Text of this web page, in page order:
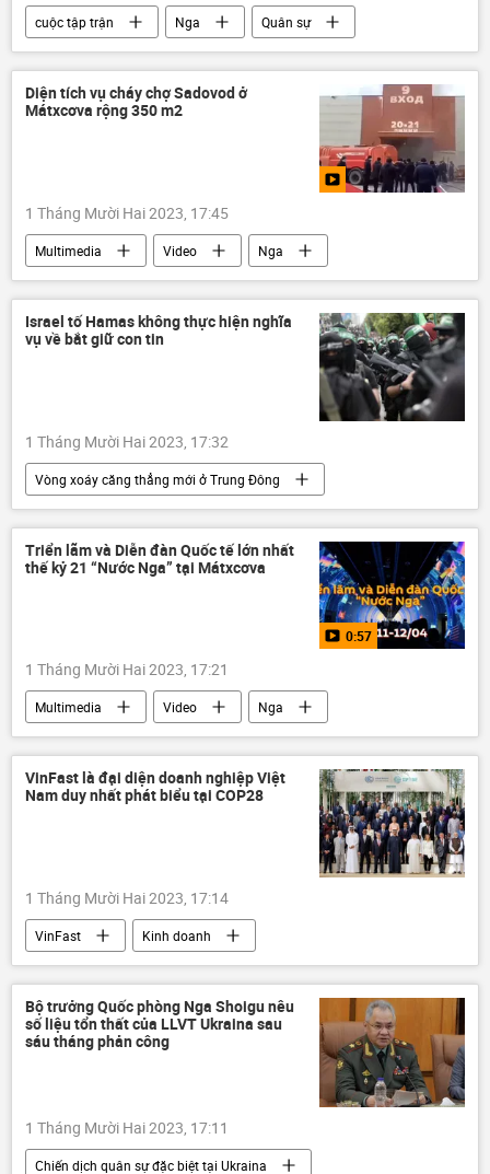
cuộc tập trận Nga
Quân sự
Thế giới
lực lượng vũ trang
Sergei Shoigu
Bộ Quốc phòng Nga
Quân đội Nga
huấn luyện
Diện tích vụ cháy chợ Sadovod ở
Mátxcơva rộng 350 m2
1 Tháng Mười Hai 2023, 17:45
Multimedia Video
Nga
đám cháy
chợ Thời sự
Israel tố Hamas không thực hiện nghĩa
vụ về bắt giữ con tin
1 Tháng Mười Hai 2023, 17:32
Vòng xoáy căng thẳng mới ở Trung Đông
HAMAS
Israel
Palestine
Gaza
xung đột quân sự
con tin
Thế giới
Triển lãm và Diễn đàn Quốc tế lớn nhất
thế kỷ 21 “Nước Nga” tại Mátxcơva
0:57
1 Tháng Mười Hai 2023, 17:21
Multimedia Video
Nga
Moskva
Vladimir Putin
St. Petersburg
Liên bang Nga
Văn hóa
Kinh tế
công nghệ
Xã hội
VinFast là đại diện doanh nghiệp Việt
Nam duy nhất phát biểu tại COP28
1 Tháng Mười Hai 2023, 17:14
VinFast
Kinh doanh
doanh nghiệp
UAE
Kinh tế
Việt Nam
Bộ trưởng Quốc phòng Nga Shoigu nêu
số liệu tổn thất của LLVT Ukraina sau
sáu tháng phản công
1 Tháng Mười Hai 2023, 17:11
Chiến dịch quân sự đặc biệt tại Ukraina